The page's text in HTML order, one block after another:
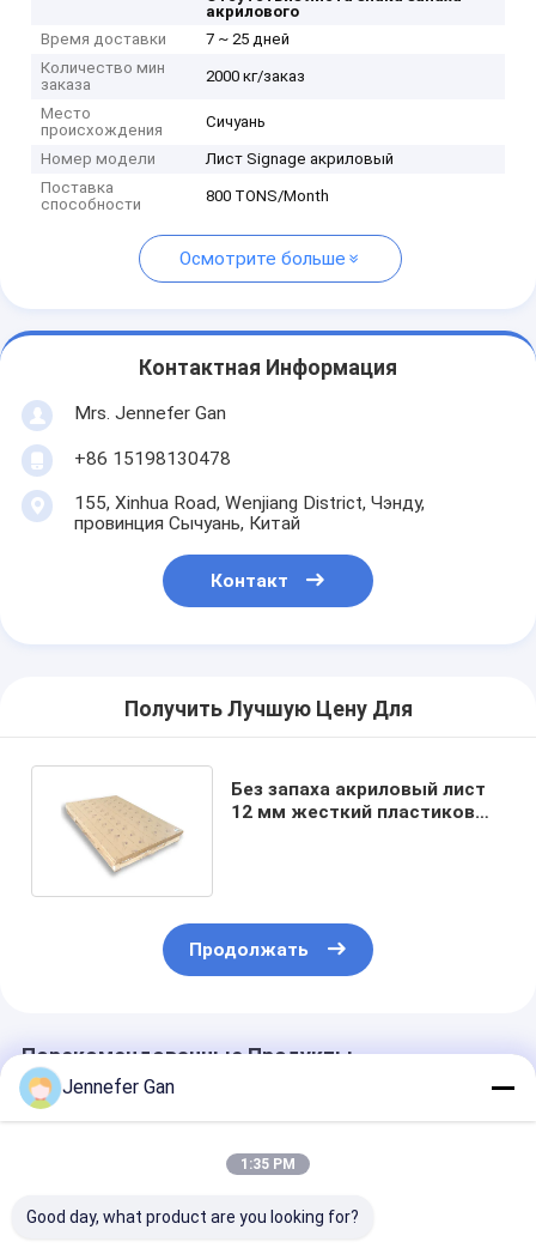
акрилового
Время доставки
7 ~ 25 дней
Количество мин
заказа
2000 кг/заказ
Место
происхождения
Сичуань
Номер модели
Лист Signage акриловый
Поставка
способности
800 TONS/Month
Осмотрите больше
Контактная Информация
Mrs. Jennefer Gan
+86 15198130478
155, Xinhua Road, Wenjiang District, Чэнду,
провинция Сычуань, Китай
Контакт
Получить Лучшую Цену Для
Без запаха акриловый лист
12 мм жесткий пластиковый
Продолжать
Порекомендованные Продукты
Jennefer Gan
1:35 PM
Good day, what product are you looking for?